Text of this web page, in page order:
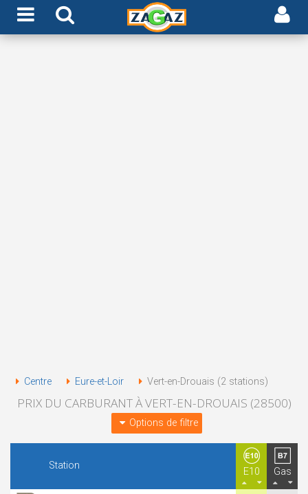
Centre Eure-et-Loir Vert-en-Drouais (2 stations)
PRIX DU CARBURANT À VERT-EN-DROUAIS (28500)
Options de filtre
Station
E10 Gas